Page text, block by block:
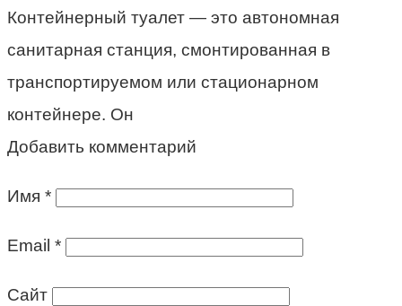
Контейнерный туалет — это автономная
санитарная станция, смонтированная в
транспортируемом или стационарном
контейнере. Он
Добавить комментарий
Имя *
Email *
Сайт